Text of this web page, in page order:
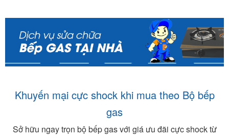
Khuyến mại cực shock khi mua theo Bộ bếp
gas
Sở hữu ngay trọn bộ bếp gas với giá ưu đãi cực shock từ